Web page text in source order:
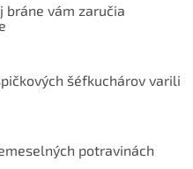
bráne vám zaručia
šéfkuchárov varili
potravinách